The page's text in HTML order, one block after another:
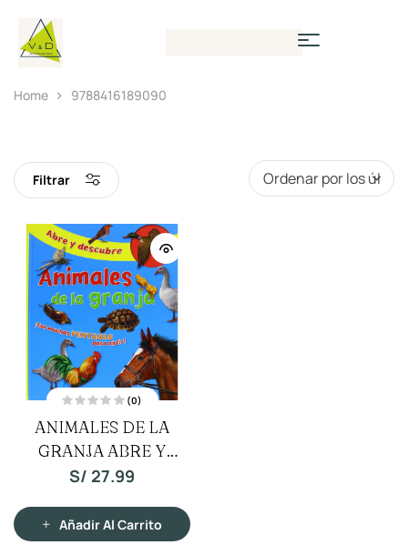
Home 9788416189090
Filtrar
a
l
o
r
o
0
(0)
ANIMALES DE LA
GRANJA ABRE Y
DESCUBRE
S/ 27.99
Añadir Al Carrito